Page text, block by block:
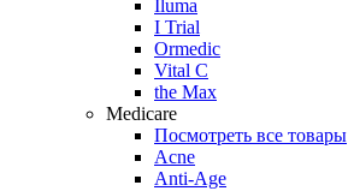
Iluma
I Trial
Ormedic
Vital C
the Max
Medicare
Посмотреть все товары
Acne
Anti‑Age